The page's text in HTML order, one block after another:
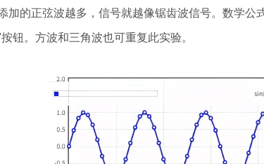
加的正弦波越多，信号就越像锯齿波信号。数学
钮。方波和三角波也可重复此实验。